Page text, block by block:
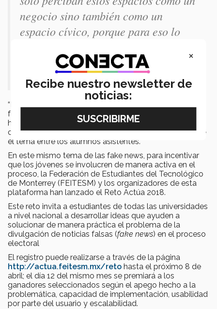
negocio sino también como un
espacio cívico, porque para eso lo
que respondan a esa lógica cívica”,
opinó la especialista.
“En México es fundamental la pluralidad de fuentes, es
fundamental, y no la teníamos. ¿Hay que regular?, ¿no
hay que regular?, ¿cómo influye eso en la democracia?”,
concluyó la doctora Smith invitando a la reflexión sobre
el tema entre los alumnos asistentes.
En este mismo tema de las fake news, para incentivar
que los jóvenes se involucren de manera activa en el
proceso, la Federación de Estudiantes del Tecnológico
de Monterrey (FEITESM) y los organizadores de esta
plataforma han lanzado el Reto Actúa 2018.
Este reto invita a estudiantes de todas las universidades
a nivel nacional a desarrollar ideas que ayuden a
solucionar de manera práctica el problema de la
divulgación de noticias falsas (fake news) en el proceso
electoral
El registro puede realizarse a través de la página
http://actua.feitesm.mx/reto hasta el próximo 8 de
abril; el día 12 del mismo mes se premiará a los
ganadores seleccionados según el apego hecho a la
problemática, capacidad de implementación, usabilidad
por parte del usuario y escalabilidad.
×
Recibe nuestro newsletter de
noticias: